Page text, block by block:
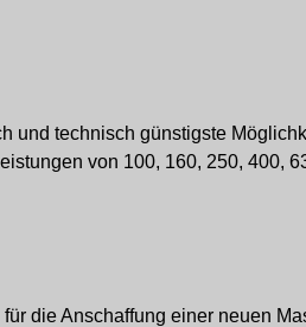
und technisch günstigste
von 100, 160, 250, 400,
die Anschaffung einer neuen